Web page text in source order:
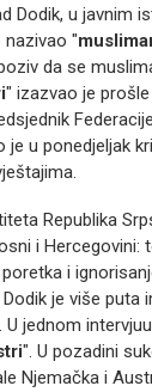
Dodik, u javnim
"
da se
" izazvao je
je u ponedjeljak
Republika
i Hercegovini:
i
je više puta
jednom
". U pozadini
Njemačka i